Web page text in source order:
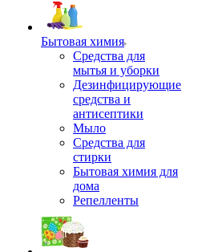
Бытовая химия
Средства для
мытья и уборки
Дезинфицирующие
средства и
антисептики
Мыло
Средства для
стирки
Бытовая химия для
дома
Репелленты